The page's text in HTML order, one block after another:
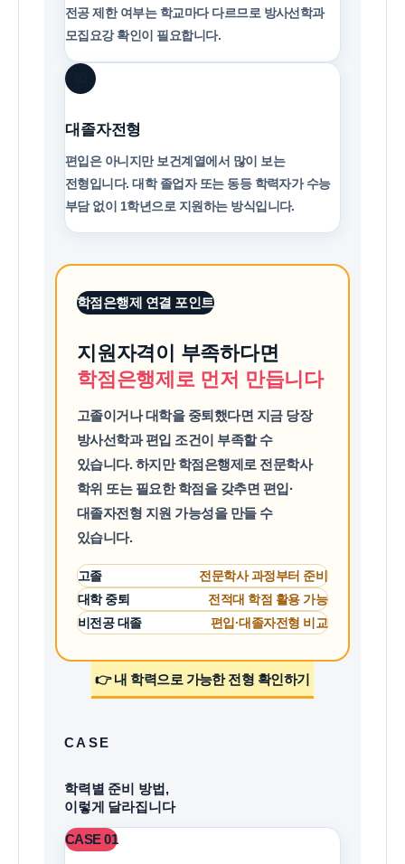
전공 제한 여부는 학교마다 다르므로 방사선학과
모집요강 확인이 필요합니다.
대졸자전형
편입은 아니지만 보건계열에서 많이 보는
전형입니다. 대학 졸업자 또는 동등 학력자가 수능
부담 없이 1학년으로 지원하는 방식입니다.
학점은행제 연결 포인트
지원자격이 부족하다면
학점은행제로 먼저 만듭니다
고졸이거나 대학을 중퇴했다면 지금 당장
방사선학과 편입 조건이 부족할 수
있습니다. 하지만 학점은행제로 전문학사
학위 또는 필요한 학점을 갖추면 편입·
대졸자전형 지원 가능성을 만들 수
있습니다.
고졸 전문학사 과정부터 준비
대학 중퇴 전적대 학점 활용 가능
비전공 대졸 편입·대졸자전형 비교
👉 내 학력으로 가능한 전형 확인하기
CASE
학력별 준비 방법,
이렇게 달라집니다
CASE 01